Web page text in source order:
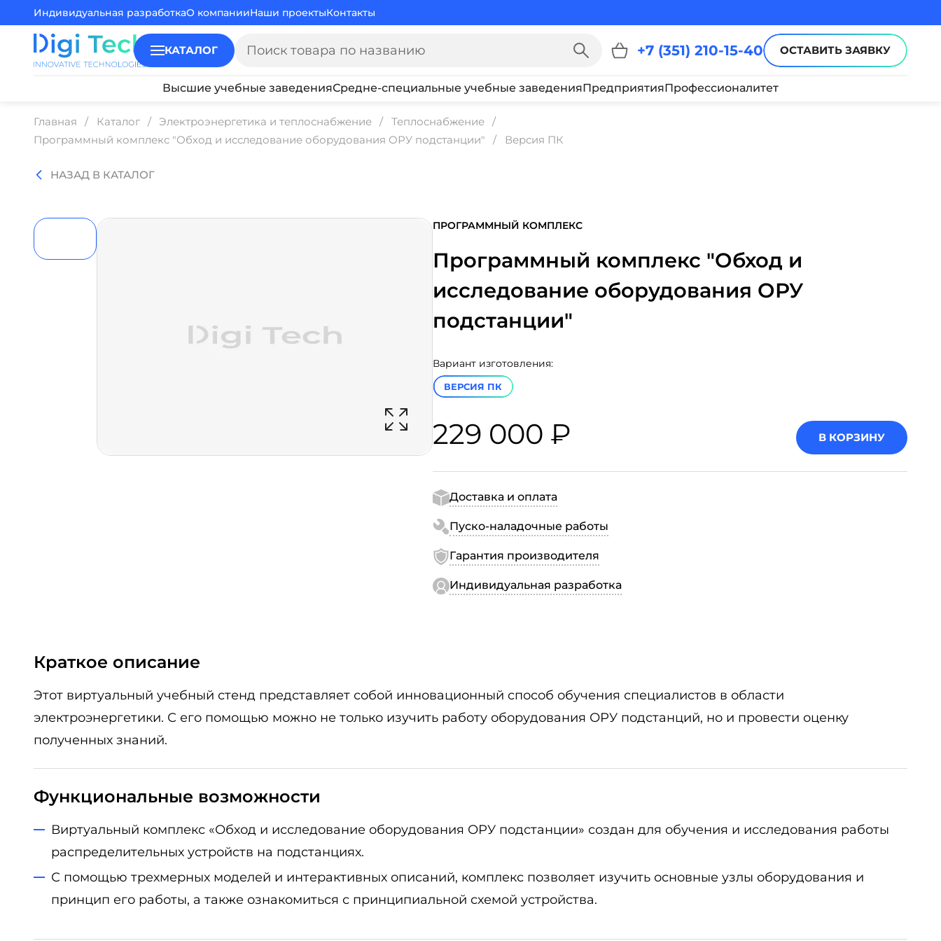
Индивидуальная разработкаО компанииНаши проектыКонтакты
КАТАЛОГ +7 (351) 210-15-40 ОСТАВИТЬ ЗАЯВКУ
Высшие учебные заведенияСредне-специальные учебные заведенияПредприятияПрофессионалитет
Главная Каталог Электроэнергетика и теплоснабжение
Теплоснабжение
Программный комплекс "Обход и исследование оборудования ОРУ подстанции"
Версия ПК
НАЗАД В КАТАЛОГ
ПРОГРАММНЫЙ КОМПЛЕКС
Программный комплекс "Обход и
исследование оборудования ОРУ
подстанции"
Вариант изготовления:
ВЕРСИЯ ПК
229 000 ₽ В КОРЗИНУ
Доставка и оплата
Пуско-наладочные работы
Гарантия производителя
Индивидуальная разработка
Краткое описание
Этот виртуальный учебный стенд представляет собой инновационный способ обучения специалистов в области
электроэнергетики. С его помощью можно не только изучить работу оборудования ОРУ подстанций, но и провести оценку
полученных знаний.
Функциональные возможности
Виртуальный комплекс «Обход и исследование оборудования ОРУ подстанции» создан для обучения и исследования работы
распределительных устройств на подстанциях.
С помощью трехмерных моделей и интерактивных описаний, комплекс позволяет изучить основные узлы оборудования и
принцип его работы, а также ознакомиться с принципиальной схемой устройства.